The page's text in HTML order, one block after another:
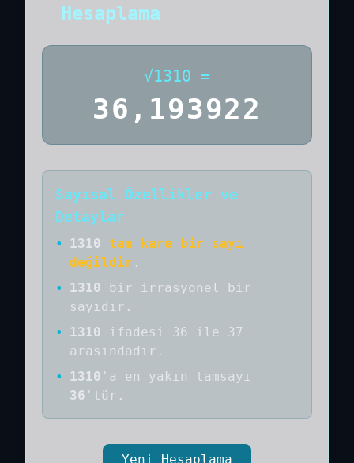
Hesaplama
√1310 =
36,193922
Sayısal Özellikler ve
Detaylar
• 1310
tam kare bir sayı
değildir .
•
1310 bir
irrasyonel bir
sayıdır .
•
1310
ifadesi 36 ile 37
arasındadır.
•
1310 'a en yakın tamsayı
36 'tür.
Yeni Hesaplama